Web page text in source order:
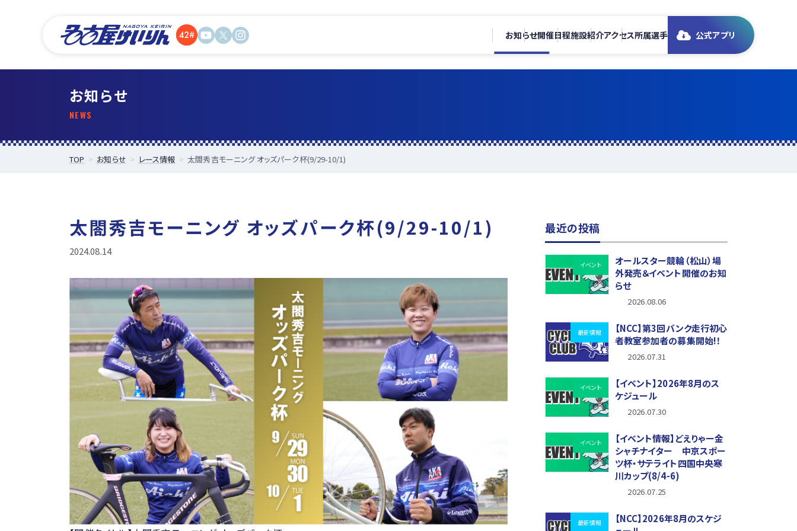
お知らせ開催日程施設紹介アクセス所属選手 公式アプリ
お知らせ
TOP お知らせ レース情報 太閤秀吉モーニング オッズパーク杯(9/29-10/1)
太閤秀吉モーニング オッズパーク杯(9/29-10/1)
2024.08.14
最近の投稿
イベント
オールスター競輪（松山）場
外発売＆イベント開催のお知
らせ
2026.08.06
最新情報
【NCC】第3回バンク走行初心
者教室参加者の募集開始!！
2026.07.31
イベント
【イベント】2026年8月のス
ケジュール
2026.07.30
イベント
【イベント情報】どえりゃー金
シャチナイター 中京スポー
ツ杯・サテライト四国中央寒
川カップ(8/4-6)
2026.07.25
最新情報
【NCC】2026年8月のスケジ